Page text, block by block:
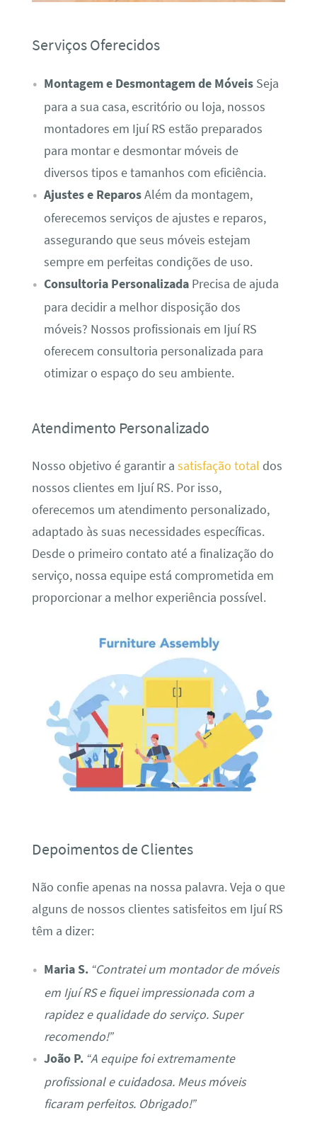
Serviços Oferecidos
Montagem e Desmontagem de MóveisSeja
para a sua casa, escritório ou loja, nossos
montadores em Ijuí RS estão preparados
para montar e desmontar móveis de
diversos tipos e tamanhos com eficiência.
Ajustes e ReparosAlém da montagem,
oferecemos serviços de ajustes e reparos,
assegurando que seus móveis estejam
sempre em perfeitas condições de uso.
Consultoria PersonalizadaPrecisa de ajuda
para decidir a melhor disposição dos
móveis? Nossos profissionais em Ijuí RS
oferecem consultoria personalizada para
otimizar o espaço do seu ambiente.
Atendimento Personalizado
Nosso objetivo é garantir a satisfação total dos
nossos clientes em Ijuí RS. Por isso,
oferecemos um atendimento personalizado,
adaptado às suas necessidades específicas.
Desde o primeiro contato até a finalização do
serviço, nossa equipe está comprometida em
proporcionar a melhor experiência possível.
Depoimentos de Clientes
Não confie apenas na nossa palavra. Veja o que
alguns de nossos clientes satisfeitos em Ijuí RS
têm a dizer:
Maria S. “Contratei um montador de móveis
em Ijuí RS e fiquei impressionada com a
rapidez e qualidade do serviço. Super
recomendo!”
João P. “A equipe foi extremamente
profissional e cuidadosa. Meus móveis
ficaram perfeitos. Obrigado!”